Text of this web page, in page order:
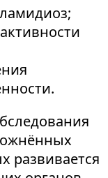
развивается